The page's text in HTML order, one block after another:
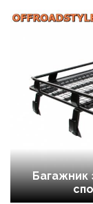
Багажник